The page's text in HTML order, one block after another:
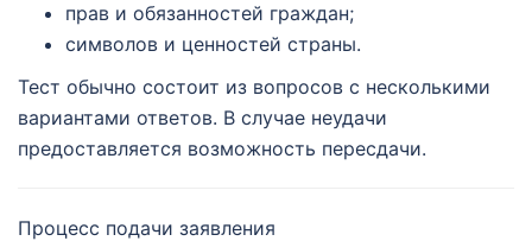
прав и обязанностей граждан;
символов и ценностей страны.
Тест обычно состоит из вопросов с несколькими
вариантами ответов. В случае неудачи
предоставляется возможность пересдачи.
Процесс подачи заявления